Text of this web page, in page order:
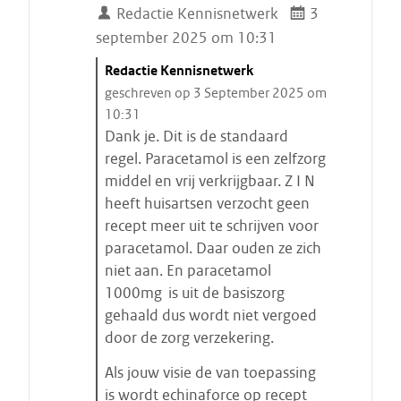
Redactie Kennisnetwerk
3
september 2025 om 10:31
C
i
t
a
a
t
s
t
a
t
n
Redactie Kennisnetwerk
geschreven op 3 September 2025 om
10:31
Dank je. Dit is de standaard
regel. Paracetamol is een zelfzorg
middel en vrij verkrijgbaar. Z I N
heeft huisartsen verzocht geen
recept meer uit te schrijven voor
paracetamol. Daar ouden ze zich
niet aan. En paracetamol
1000mg is uit de basiszorg
gehaald dus wordt niet vergoed
door de zorg verzekering.
Als jouw visie de van toepassing
is wordt echinaforce op recept